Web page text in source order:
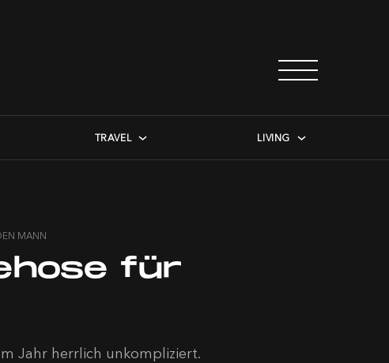
TRAVEL LIVING
MANN
für
Jahr herrlich unkompliziert.